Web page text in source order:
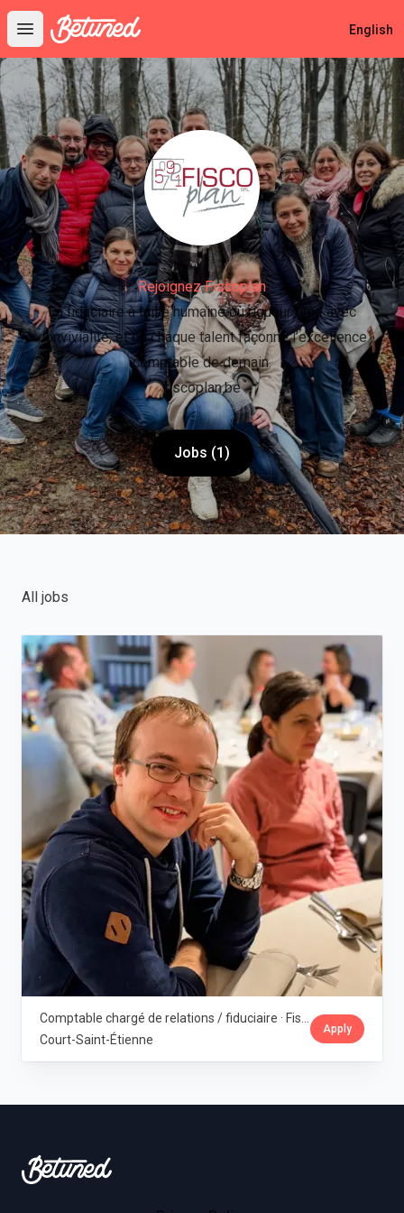
Open main menu
Betuned English
Rejoignez Fiscoplan
La fiduciaire à taille humaine où rigueur rime avec
convivialité, et où chaque talent façonne l’excellence
comptable de demain.
fiscoplan.be
Jobs (1)
All jobs
Court-Saint-Étienne
Apply
Betuned